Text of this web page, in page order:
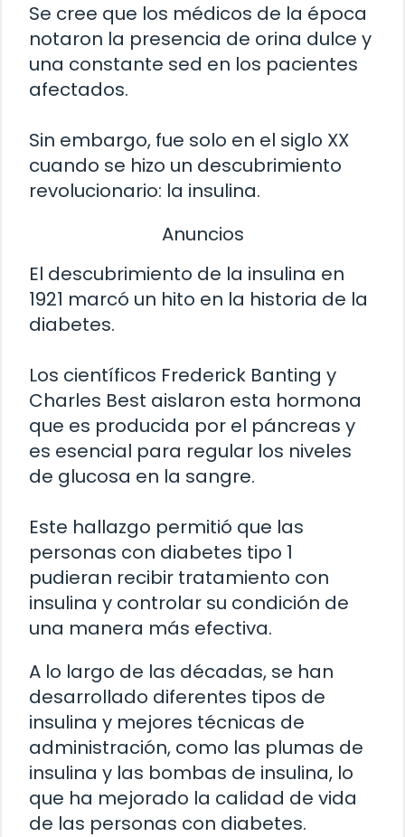
Se cree que los médicos de la época
notaron la presencia de orina dulce y
una constante sed en los pacientes
afectados.
Sin embargo, fue solo en el siglo XX
cuando se hizo un descubrimiento
revolucionario: la insulina.
Anuncios
El descubrimiento de la insulina en
1921 marcó un hito en la historia de la
diabetes.
Los científicos Frederick Banting y
Charles Best aislaron esta hormona
que es producida por el páncreas y
es esencial para regular los niveles
de glucosa en la sangre.
Este hallazgo permitió que las
personas con diabetes tipo 1
pudieran recibir tratamiento con
insulina y controlar su condición de
una manera más efectiva.
A lo largo de las décadas, se han
desarrollado diferentes tipos de
insulina y mejores técnicas de
administración, como las plumas de
insulina y las bombas de insulina, lo
que ha mejorado la calidad de vida
de las personas con diabetes.